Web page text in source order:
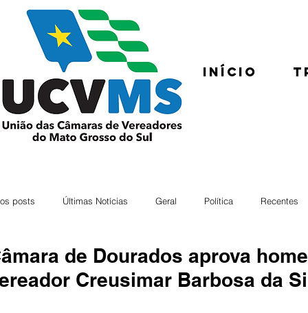
Início
posts Últimas Notícias Geral Política Recentes
de Dourados aprova
Creusimar Barbosa da